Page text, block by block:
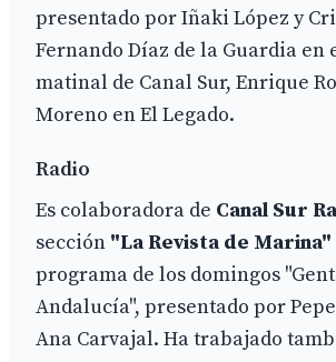
presentado por Iñaki López y
Fernando Díaz de la Guardia en
matinal de Canal Sur, Enrique
Moreno en El Legado.
Radio
Es colaboradora de Canal Sur
sección "La Revista de Marina"
programa de los domingos
Andalucía", presentado por Pepe
Ana Carvajal. Ha trabajado